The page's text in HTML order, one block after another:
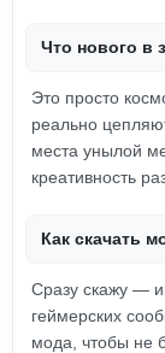
Что нового в
Это просто
реально
места унылой
креативность
Как скачать
Сразу скажу —
геймерских
мода, чтобы не